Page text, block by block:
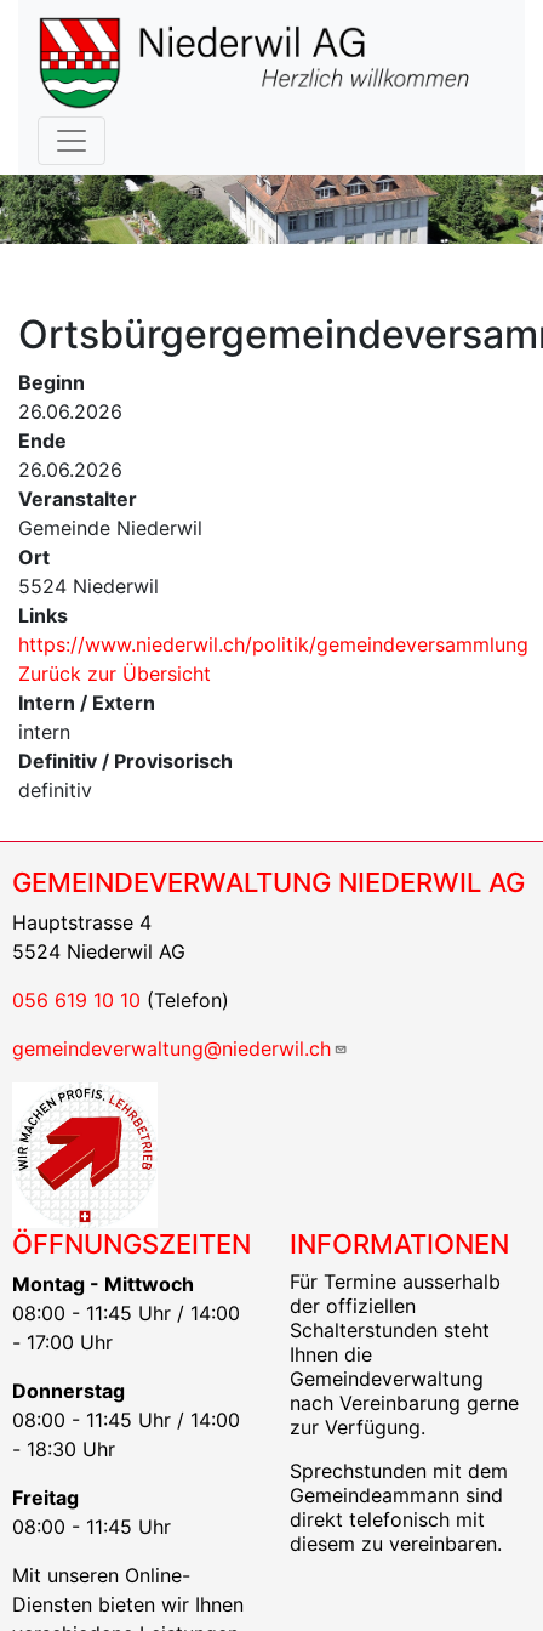
Hauptnavigation
Beginn
26.06.2026
Ende
26.06.2026
Veranstalter
Gemeinde Niederwil
Ort
5524 Niederwil
Links
https://www.niederwil.ch/politik/gemeindeversammlung
Zurück zur Übersicht
Intern / Extern
intern
Definitiv / Provisorisch
definitiv
GEMEINDEVERWALTUNG NIEDERWIL AG
Hauptstrasse 4
5524 Niederwil AG
056 619 10 10 (Telefon)
gemeindeverwaltung@niederwil.ch
ÖFFNUNGSZEITEN
Montag - Mittwoch
08:00 - 11:45 Uhr / 14:00
- 17:00 Uhr
Donnerstag
08:00 - 11:45 Uhr / 14:00
- 18:30 Uhr
Freitag
08:00 - 11:45 Uhr
Mit unseren Online-
Diensten bieten wir Ihnen
INFORMATIONEN
Für Termine ausserhalb
der offiziellen
Schalterstunden steht
Ihnen die
Gemeindeverwaltung
nach Vereinbarung gerne
zur Verfügung.
Sprechstunden mit dem
Gemeindeammann sind
direkt telefonisch mit
diesem zu vereinbaren.